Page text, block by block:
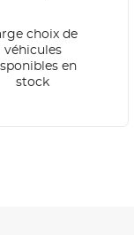
choix de
véhicules
en
stock